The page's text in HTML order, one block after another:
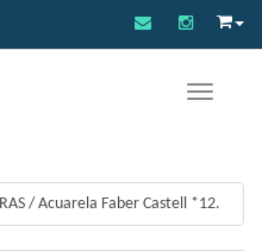
Toggle
/ Acuarela Faber Castell *12.